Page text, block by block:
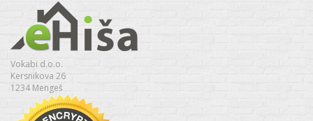
Vokabi d.o.o.
Kersnikova 26
1234 Mengeš